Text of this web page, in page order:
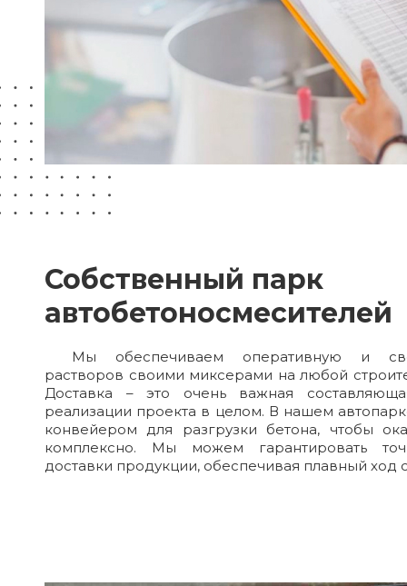
Собственный парк
автобетоносмесителей
Мы обеспечиваем оперативную и
растворов своими миксерами на любой
Доставка – это очень важная
реализации проекта в целом. В нашем
конвейером для разгрузки бетона, чтобы
комплексно. Мы можем гарантировать
доставки продукции, обеспечивая плавный ход